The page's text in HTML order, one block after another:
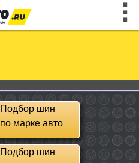
Подбор шин
по марке авто
Подбор шин